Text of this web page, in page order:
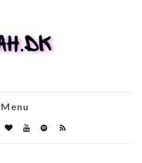
Menu